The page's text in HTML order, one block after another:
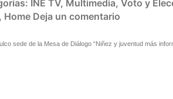
INE TV, Multimedia, Voto y
, Home Deja un comentario